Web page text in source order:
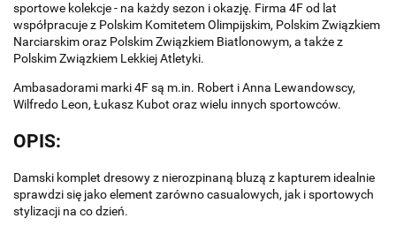
sportowe kolekcje - na każdy sezon i okazję. Firma 4F od lat
współpracuje z Polskim Komitetem Olimpijskim, Polskim Związkiem
Narciarskim oraz Polskim Związkiem Biatlonowym, a także z
Polskim Związkiem Lekkiej Atletyki.
Ambasadorami marki 4F są m.in. Robert i Anna Lewandowscy,
Wilfredo Leon, Łukasz Kubot oraz wielu innych sportowców.
OPIS:
Damski komplet dresowy z nierozpinaną bluzą z kapturem idealnie
sprawdzi się jako element zarówno casualowych, jak i sportowych
stylizacji na co dzień.